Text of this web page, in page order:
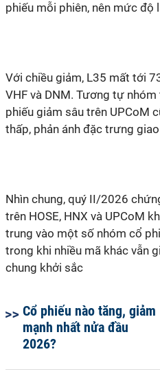
phiếu mỗi phiên, nên mức độ
Với chiều giảm, L35 mất tới
VHF và DNM. Tương tự
phiếu giảm sâu trên UPCoM
thấp, phản ánh đặc trưng
Nhìn chung, quý II/2026
trên HOSE, HNX và UPCoM
trung vào một số nhóm cổ
trong khi nhiều mã khác vẫn
chung khởi sắc
Cổ phiếu nào tăng, giảm
mạnh nhất nửa đầu
2026?